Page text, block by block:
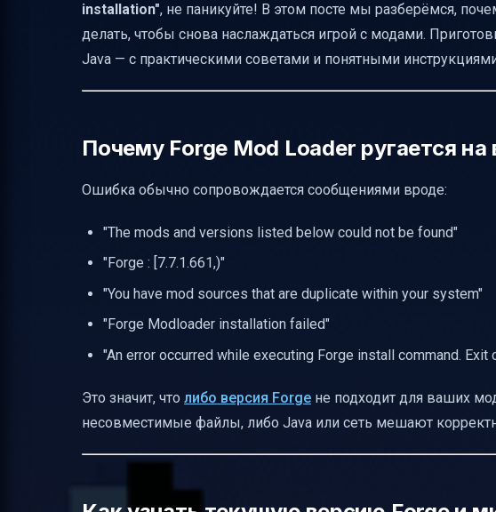
Как удалить и переустановить конфликтующие моды
Как тестировать ошибки с зависимостями (Chicken
Как сделать резервную копию и чистую переустановку
Проверка версии Minecraft для модпака
Частые ошибки при обновлении модов и как их
Использование сообществ для решения проблем
Что делать, если ошибка говорит, что Forge обновлён,
Что делать при ошибках из-за отсутствующих файлов
Как отличить ошибку из-за библиотеки от ошибки
installation", не паникуйте! В этом посте мы разберёмся,
делать, чтобы снова наслаждаться игрой с модами.
Java — с практическими советами и понятными
Почему Forge Mod Loader ругается
Ошибка обычно сопровождается сообщениями вроде:
"The mods and versions listed below could not be found"
"Forge : [7.7.1.661,)"
"You have mod sources that are duplicate within your system"
"Forge Modloader installation failed"
"An error occurred while executing Forge install command. Exit
Это значит, что либо версия Forge не подходит для ваших
несовместимые файлы, либо Java или сеть мешают